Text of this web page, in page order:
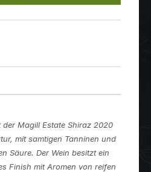
der Magill Estate Shiraz 2020
mit samtigen Tanninen und
Säure. Der Wein besitzt ein
Finish mit Aromen von reifen